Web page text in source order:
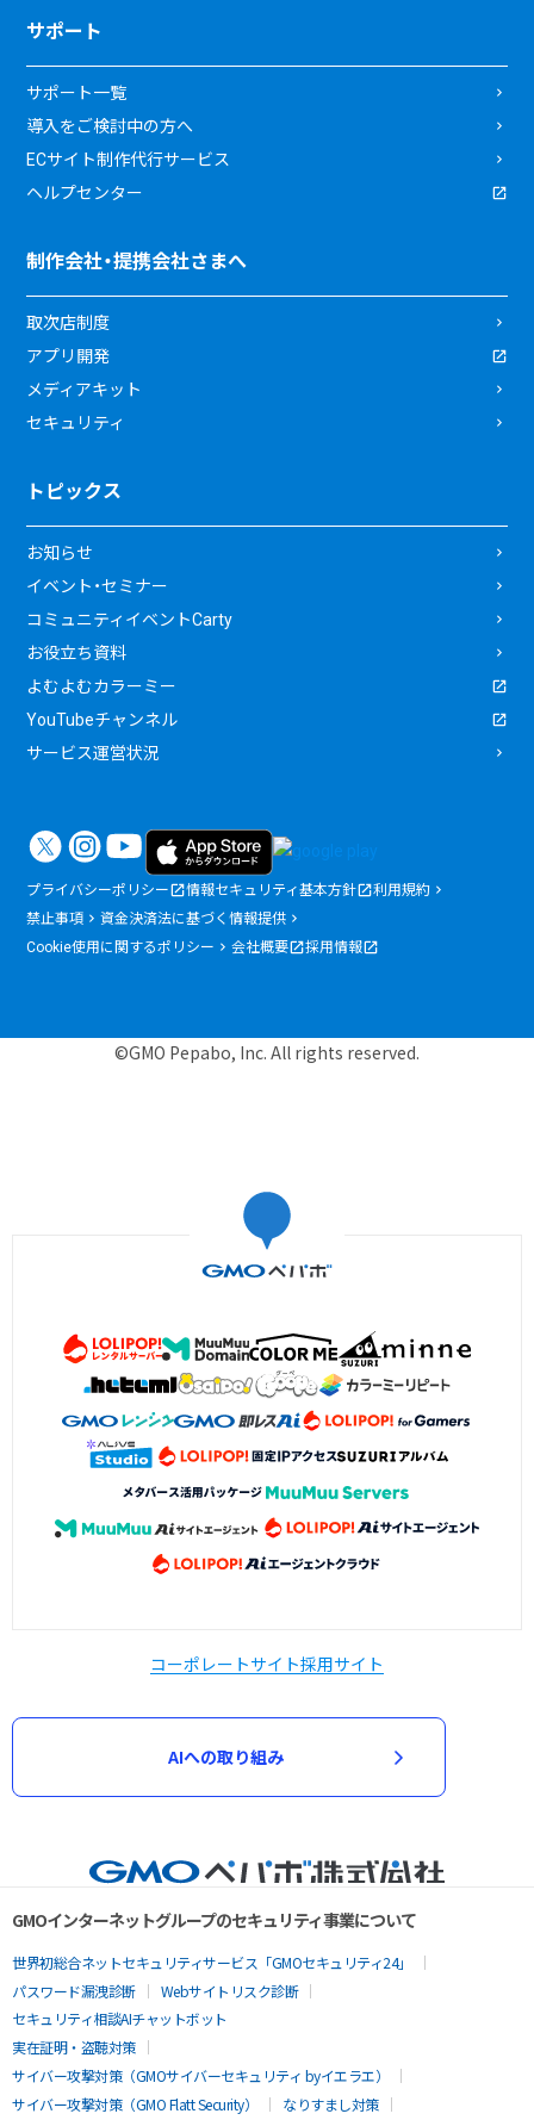
サポート
サポート一覧
導入をご検討中の方へ
ECサイト制作代行サービス
ヘルプセンター
制作会社・提携会社さまへ
取次店制度
アプリ開発
メディアキット
セキュリティ
トピックス
お知らせ
イベント・セミナー
コミュニティイベントCarty
お役立ち資料
よむよむカラーミー
YouTubeチャンネル
サービス運営状況
プライバシーポリシー 情報セキュリティ基本方針
利用規約
禁止事項
資金決済法に基づく情報提供
Cookie使用に関するポリシー
会社概要 採用情報
©GMO Pepabo, Inc. All rights reserved.
コーポレートサイト採用サイト
AIへの取り組み
GMOインターネットグループのセキュリティ事業について
世界初総合ネットセキュリティサービス「GMOセキュリティ24」
パスワード漏洩診断
Webサイトリスク診断
セキュリティ相談AIチャットボット
実在証明・盗聴対策
サイバー攻撃対策（GMOサイバーセキュリティ byイエラエ）
サイバー攻撃対策（GMO Flatt Security）
なりすまし対策